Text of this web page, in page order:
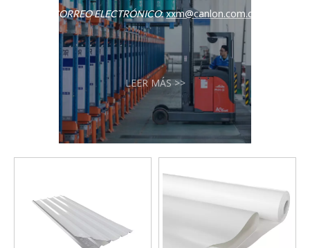
CORREO ELECTRÓNICO:xxm@canlon.com.cn
LEER MÁS >>